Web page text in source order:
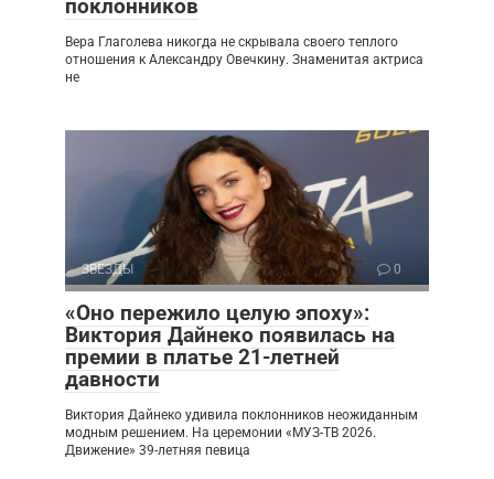
поклонников
Вера Глаголева никогда не скрывала своего теплого
отношения к Александру Овечкину. Знаменитая актриса
не
ЗВЕЗДЫ 0
«Оно пережило целую эпоху»:
Виктория Дайнеко появилась на
премии в платье 21-летней
давности
Виктория Дайнеко удивила поклонников неожиданным
модным решением. На церемонии «МУЗ-ТВ 2026.
Движение» 39-летняя певица